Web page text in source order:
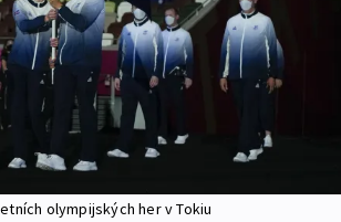
olympijských her v Tokiu